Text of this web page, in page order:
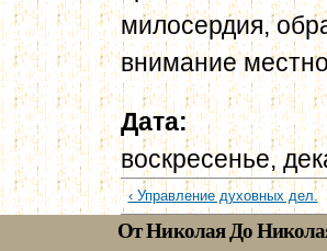
милосердия,
внимание
Дата:
воскресенье,
‹ Управление духовных дел.
От Николая До